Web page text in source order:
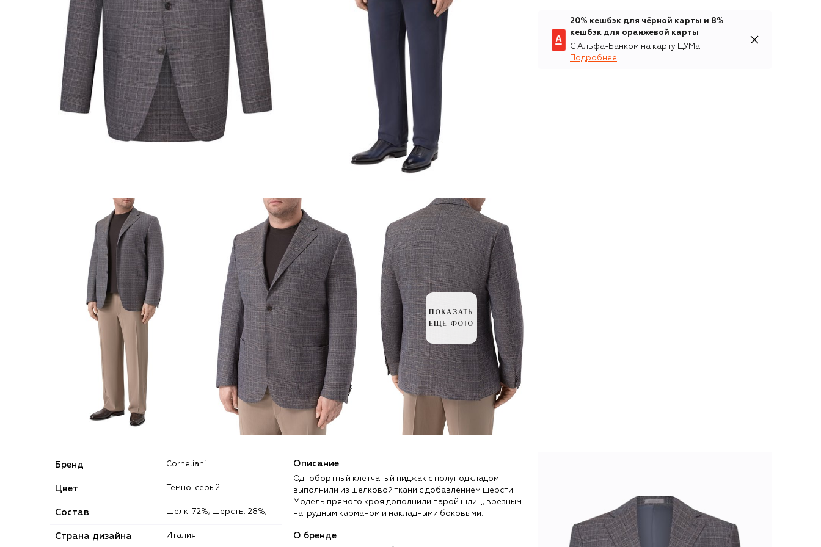
ПОКАЗАТЬ
ЕЩЕ ФОТО
20% кешбэк для чёрной карты и 8%
кешбэк для оранжевой карты
С Альфа-Банком на карту ЦУМа
Подробнее
Бренд Corneliani
Цвет Темно-серый
Состав Шелк: 72%; Шерсть: 28%;
Страна дизайна Италия
Описание
Однобортный клетчатый пиджак с полуподкладом
выполнили из шелковой ткани с добавлением шерсти.
Модель прямого кроя дополнили парой шлиц, врезным
нагрудным карманом и накладными боковыми.
О бренде